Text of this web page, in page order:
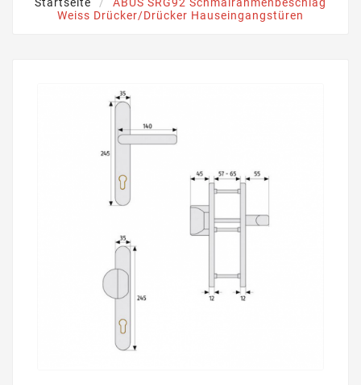
Startseite
ABUS SRG92 Schmalrahmenbeschlag
Weiss Drücker/Drücker Hauseingangstüren